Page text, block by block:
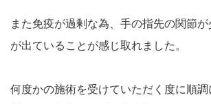
また免疫が過剰な為、手の指先の関節
が出ていることが感じ取れました。
何度かの施術を受けていただく度に順